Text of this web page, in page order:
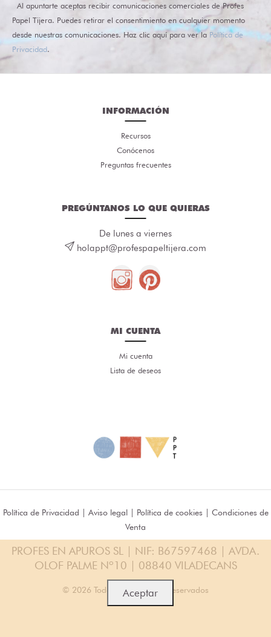
Al apuntarte aceptas recibir comunicaciones comerciales de Profes
Papel Tijera. Puedes retirar el consentimiento en cualquier momento
desde nuestras comunicaciones. Haz clic aquí para ver la Política de
Privacidad.
INFORMACIÓN
Recursos
Conócenos
Preguntas frecuentes
PREGÚNTANOS LO QUE QUIERAS
De lunes a viernes
holappt@profespapeltijera.com
MI CUENTA
Mi cuenta
Lista de deseos
Política de Privacidad | Aviso legal| Política de cookies | Condiciones de
Venta
PROFES EN APUROS SL | NIF: B67597468 | AVDA.
OLOF PALME Nº10 | 08840 VILADECANS
© 2026 Todos los Derechos Reservados
Aceptar